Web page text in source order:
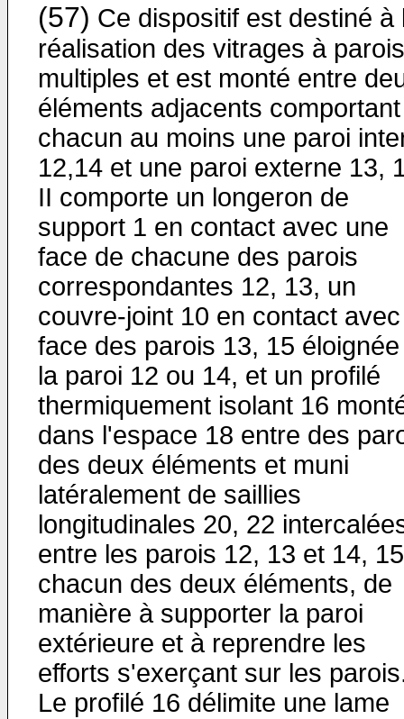
(57) Ce dispositif est destiné à
réalisation des vitrages à parois
multiples et est monté entre
éléments adjacents comportant
chacun au moins une paroi
12,14 et une paroi externe 13,
II comporte un longeron de
support 1 en contact avec une
face de chacune des parois
correspondantes 12, 13, un
couvre-joint 10 en contact
face des parois 13, 15
la paroi 12 ou 14, et un profilé
thermiquement isolant 16
dans l'espace 18 entre des
des deux éléments et muni
latéralement de saillies
longitudinales 20, 22
entre les parois 12, 13 et 14,
chacun des deux éléments, de
manière à supporter la paroi
extérieure et à reprendre les
efforts s'exerçant sur les
Le profilé 16 délimite une lame